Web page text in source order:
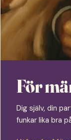
För
Dig själv, din
funkar lika bra